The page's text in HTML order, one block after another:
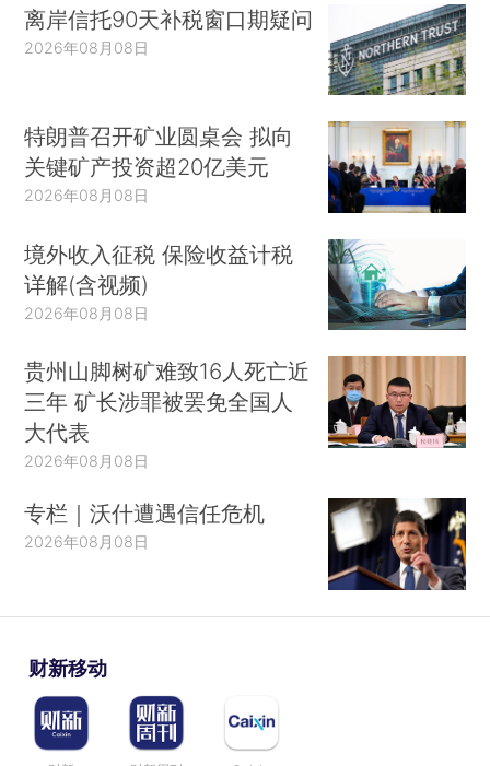
离岸信托90天补税窗口期疑问
2026年08月08日
特朗普召开矿业圆桌会 拟向
关键矿产投资超20亿美元
2026年08月08日
境外收入征税 保险收益计税
详解(含视频)
2026年08月08日
贵州山脚树矿难致16人死亡近
三年 矿长涉罪被罢免全国人
大代表
2026年08月08日
专栏｜沃什遭遇信任危机
2026年08月08日
财新移动